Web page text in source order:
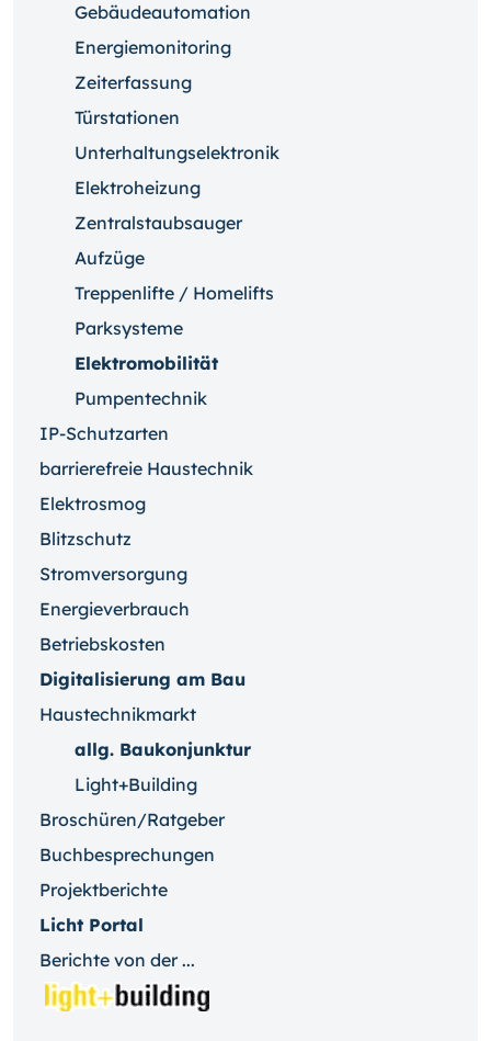
Gebäudeautomation
Energiemonitoring
Zeiterfassung
Türstationen
Unterhaltungselektronik
Elektroheizung
Zentralstaubsauger
Aufzüge
Treppenlifte / Homelifts
Parksysteme
Elektromobilität
Pumpentechnik
IP-Schutzarten
barrierefreie Haustechnik
Elektrosmog
Blitzschutz
Stromversorgung
Energieverbrauch
Betriebskosten
Digitalisierung am Bau
Haustechnikmarkt
allg. Baukonjunktur
Light+Building
Broschüren/Ratgeber
Buchbesprechungen
Projektberichte
Licht Portal
Berichte von der ...